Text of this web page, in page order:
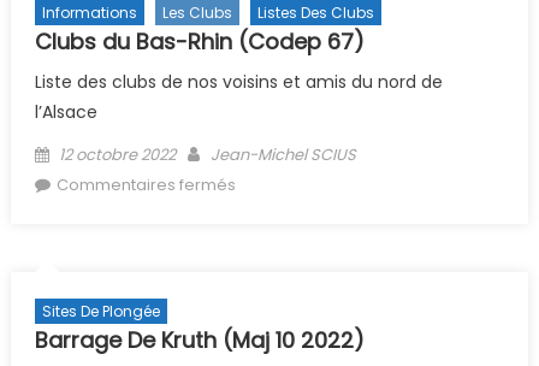
Informations Les Clubs Listes Des Clubs
Clubs du Bas-Rhin (Codep 67)
Liste des clubs de nos voisins et amis du nord de
l’Alsace
Posted on
12 octobre 2022 Author
Jean-Michel SCIUS
Commentaires fermés
Sites De Plongée
Barrage De Kruth (Maj 10 2022)